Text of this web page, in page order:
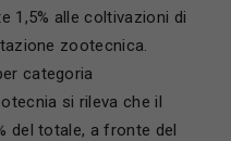
1,5% alle coltivazioni di
zootecnica.
categoria
si rileva che il
del totale, a fronte del